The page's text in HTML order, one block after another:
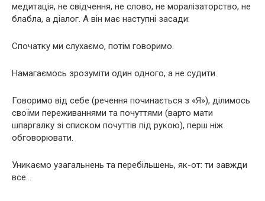
медитація, не свідчення, не слово, не моралізаторство, не
блабла, а діалог. А він має наступні засади:
Спочатку ми слухаємо, потім говоримо.
Намагаємось зрозуміти один одного, а не судити.
Говоримо від себе (речення починається з «Я»), ділимось
своїми переживаннями та почуттями (варто мати
шпаргалку зі списком почуттів під рукою), перш ніж
обговорювати.
Уникаємо узагальнень та перебільшень, як-от: ти завжди
все…